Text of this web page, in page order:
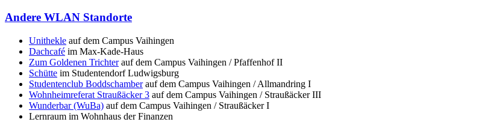
Andere WLAN Standorte
Unithekle auf dem Campus Vaihingen
Dachcafé im Max-Kade-Haus
Zum Goldenen Trichterauf dem Campus Vaihingen / Pfaffenhof II
Schütte im Studentendorf Ludwigsburg
Studentenclub Boddschamberauf dem Campus Vaihingen / Allmandring I
Wohnheimreferat Straußäcker 3 auf dem Campus Vaihingen / Straußäcker III
Wunderbar (WuBa) auf dem Campus Vaihingen / Straußäcker I
Lernraum im Wohnhaus der Finanzen